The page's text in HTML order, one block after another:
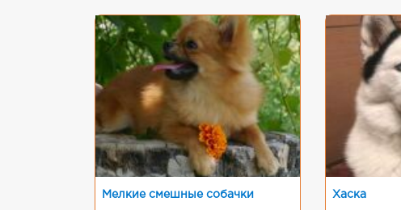
Мелкие смешные собачки Хаска